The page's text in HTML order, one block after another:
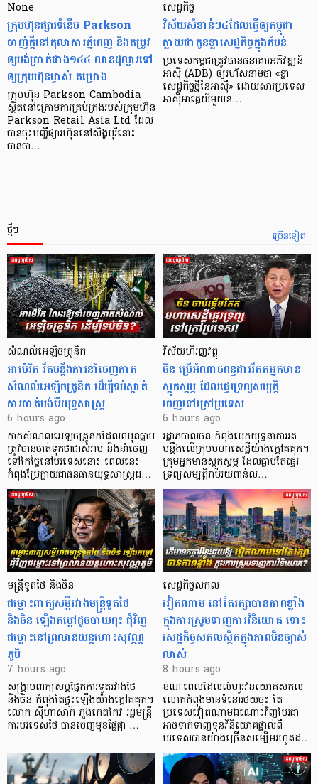
None
ក្រុមហ៊ុនផ្សារទំនើប Parkson
ចាញ់ក្ដីនៅតុលាការភ្នំពេញ និងតម្រូវ
ឲ្យបង់ប្រាក់ជាង១៤៤ លានដុល្លារទៅ
ឲ្យក្រុមហ៊ុនម្ចាស់ គម្រោង
ក្រុមហ៊ុន Parkson Cambodia
ស្ថិតនៅក្រោមការគ្រប់គ្រងរបស់ក្រុមហ៊ុន
Parkson Retail Asia Ltd ដែល
បានចុះបញ្ចីផ្សារហ៊ុននៅសិង្ហបុរីនោះ
បានចា…
សេដ្ឋកិច្ច​
វិស័យ​សំខាន់ៗ​៤​ដែល​ធ្វើ​ឲ្យ​កម្ពុជា​
ក្លាយ​ជា​កូន​ខ្លា​សេដ្ឋកិច្ច​ក្នុង​តំបន់
ប្រទេស​កម្ពុជា​ត្រូវ​បាន​ធនាគារ​អភិវឌ្ឍន៍​
អាស៊ី (ADB) ឲ្យ​រហ័ស​នាមថា «ខ្លា​
សេដ្ឋកិច្ច​ថ្មី​នៃ​អាស៊ី» ដោយសារ​ប្រទេស​
អាស៊ី​អាគ្នេយ៍​មួយ​ន…
ច្រើនទៀត
ថ្មីៗ
សំណល់អេឡិចត្រូនិក
អាម៉េរិក រឹតបន្តឹងការនាំចេញកាក
សំណល់អេឡិចត្រូនិក ដើម្បីទប់ស្កាត់
ការបាត់បង់រ៉ែយុទ្ធសាស្ត្រ
6 hours ago
កាក​សំណល់​អេឡិច​ត្រូនិកដែល​ពីមុនធ្លាប់​
ត្រូវបានចាត់ទុកថាជាសំរាម និងនាំចេញ
ទៅកែច្នៃនៅបរទេស​នោះ ពេលនេះ
កំពុងប្រែក្លាយជាធនធានយុទ្ធសាស្ត្រដ…
វិស័យហិរញ្ញវត្ថុ
ចិន ប្រើ​អំណាចពន្ធដាររឹតកអ្នកមាន
ស្ដុកស្ដម្ភ ដែលផ្ទេរទ្រព្យសម្បត្តិ
ចេញទៅក្រៅប្រទេស
6 hours ago
រដ្ឋាភិបាលចិន កំពុងបើកយុទ្ធនាការរឹត
បន្តឹងលើក្រុមមហាសេដ្ឋី​យ៉ាង​ក្ដៅគគុក។
​ក្រុមអ្នកមានស្ដុកស្ដម្ភ ដែល​ធ្លាប់​តែផ្ទេរ
ទ្រព្យសម្បត្តិរាប់រយពាន់ល…
មន្ត្រីទូតថៃ និងចិន
ជម្លោះពាក្យសម្តីរវាងមន្ត្រីទូតថៃ
និងចិន ឡើងកម្ដៅដូចបាយពុះ ជុំវិញ
ជម្លោះនៅព្រលានយន្តហោះសុវណ្ណ
ភូមិ
7 hours ago
សង្គ្រាមពាក្យសម្តីផ្នែកការទូតរវាងថៃ
និងចិន កំពុងតែផ្ទុះឡើងយ៉ាងក្តៅគគុក។
លោក ស៊ីហាសាក់ ភួងកេតកែវ រដ្ឋមន្ត្រី
ការបរទេសថៃ បានចេញមុខផ្លែផ្កា …
សេដ្ឋកិច្ចសកល
វៀតណាម នៅតែរក្សាបានភាពខ្លាំង
ក្នុងការស្រូបទាញការវិនិយោគ​ ទោះ
សេដ្ឋកិច្ចសកលស្ថិតក្នុងភាពមិនច្បាស់
លាស់
8 hours ago
ខណៈពេលដែលលំហូរវិនិយោគសកល
លោកកំពុងមានទំនោរថយចុះ តែ
ប្រទេសវៀតណាមឯណោះវិញបែរជា
អាចទាក់ទាញទុនវិនិយោគផ្ទាល់ពី
បរទេសបានយ៉ាងច្រើនសម្បើមរហូតដ…